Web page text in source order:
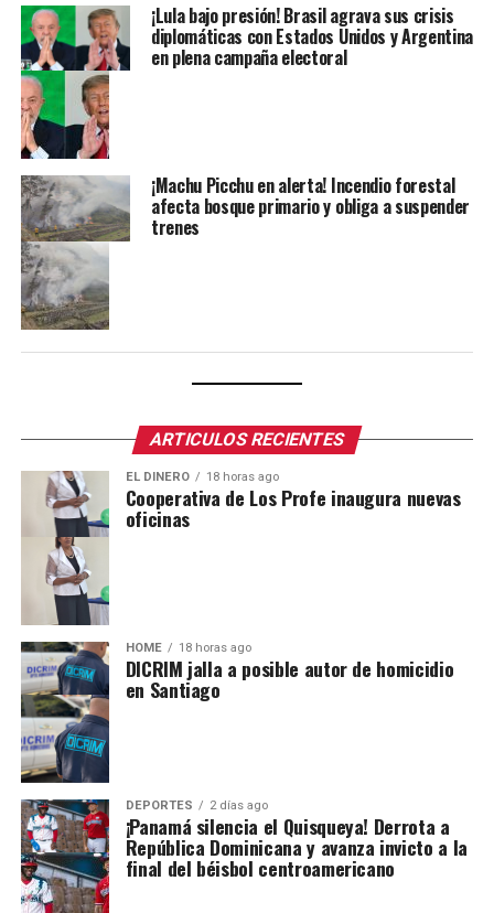
¡Lula bajo presión! Brasil agrava sus crisis
diplomáticas con Estados Unidos y Argentina
en plena campaña electoral
¡Machu Picchu en alerta! Incendio forestal
afecta bosque primario y obliga a suspender
trenes
ARTICULOS RECIENTES
EL DINERO 18 horas ago
Cooperativa de Los Profe inaugura nuevas
oficinas
HOME 18 horas ago
DICRIM jalla a posible autor de homicidio
en Santiago
DEPORTES 2 días ago
¡Panamá silencia el Quisqueya! Derrota a
República Dominicana y avanza invicto a la
final del béisbol centroamericano